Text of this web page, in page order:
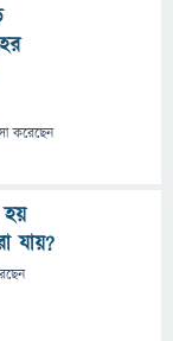
করেছেন
যায়?